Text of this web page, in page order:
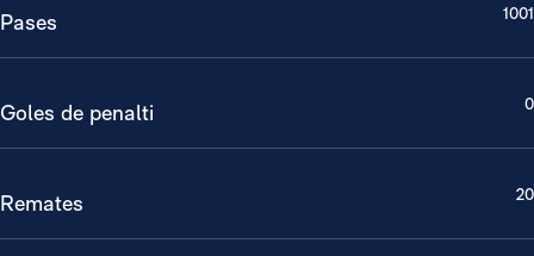
Pases 1001
Goles de penalti 0
Remates 20